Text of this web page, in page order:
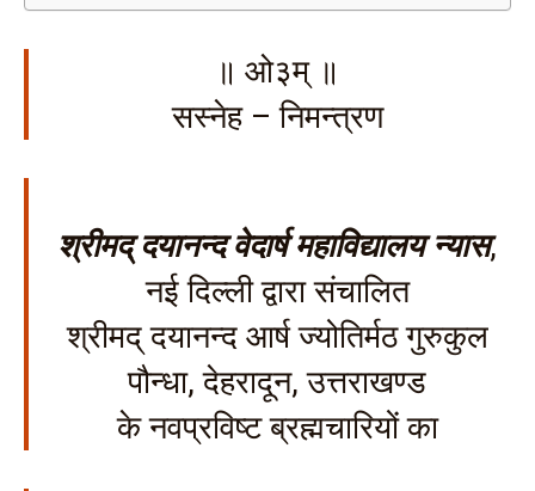
॥ ओ३म् ॥
सस्नेह – निमन्त्रण
श्रीमद् दयानन्द वेदार्ष महाविद्यालय न्यास,
नई दिल्ली द्वारा संचालित
श्रीमद् दयानन्द आर्ष ज्योतिर्मठ गुरुकुल
पौन्धा, देहरादून, उत्तराखण्ड
के नवप्रविष्ट ब्रह्मचारियों का